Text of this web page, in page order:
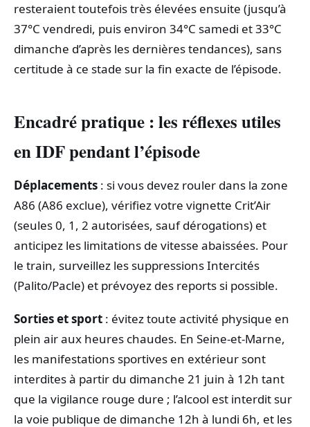
resteraient toutefois très élevées ensuite (jusqu’à
37°C vendredi, puis environ 34°C samedi et 33°C
dimanche d’après les dernières tendances), sans
certitude à ce stade sur la fin exacte de l’épisode.
Encadré pratique : les réflexes utiles
en IDF pendant l’épisode
Déplacements : si vous devez rouler dans la zone
A86 (A86 exclue), vérifiez votre vignette Crit’Air
(seules 0, 1, 2 autorisées, sauf dérogations) et
anticipez les limitations de vitesse abaissées. Pour
le train, surveillez les suppressions Intercités
(Palito/Pacle) et prévoyez des reports si possible.
Sorties et sport : évitez toute activité physique en
plein air aux heures chaudes. En Seine-et-Marne,
les manifestations sportives en extérieur sont
interdites à partir du dimanche 21 juin à 12h tant
que la vigilance rouge dure ; l’alcool est interdit sur
la voie publique de dimanche 12h à lundi 6h, et les